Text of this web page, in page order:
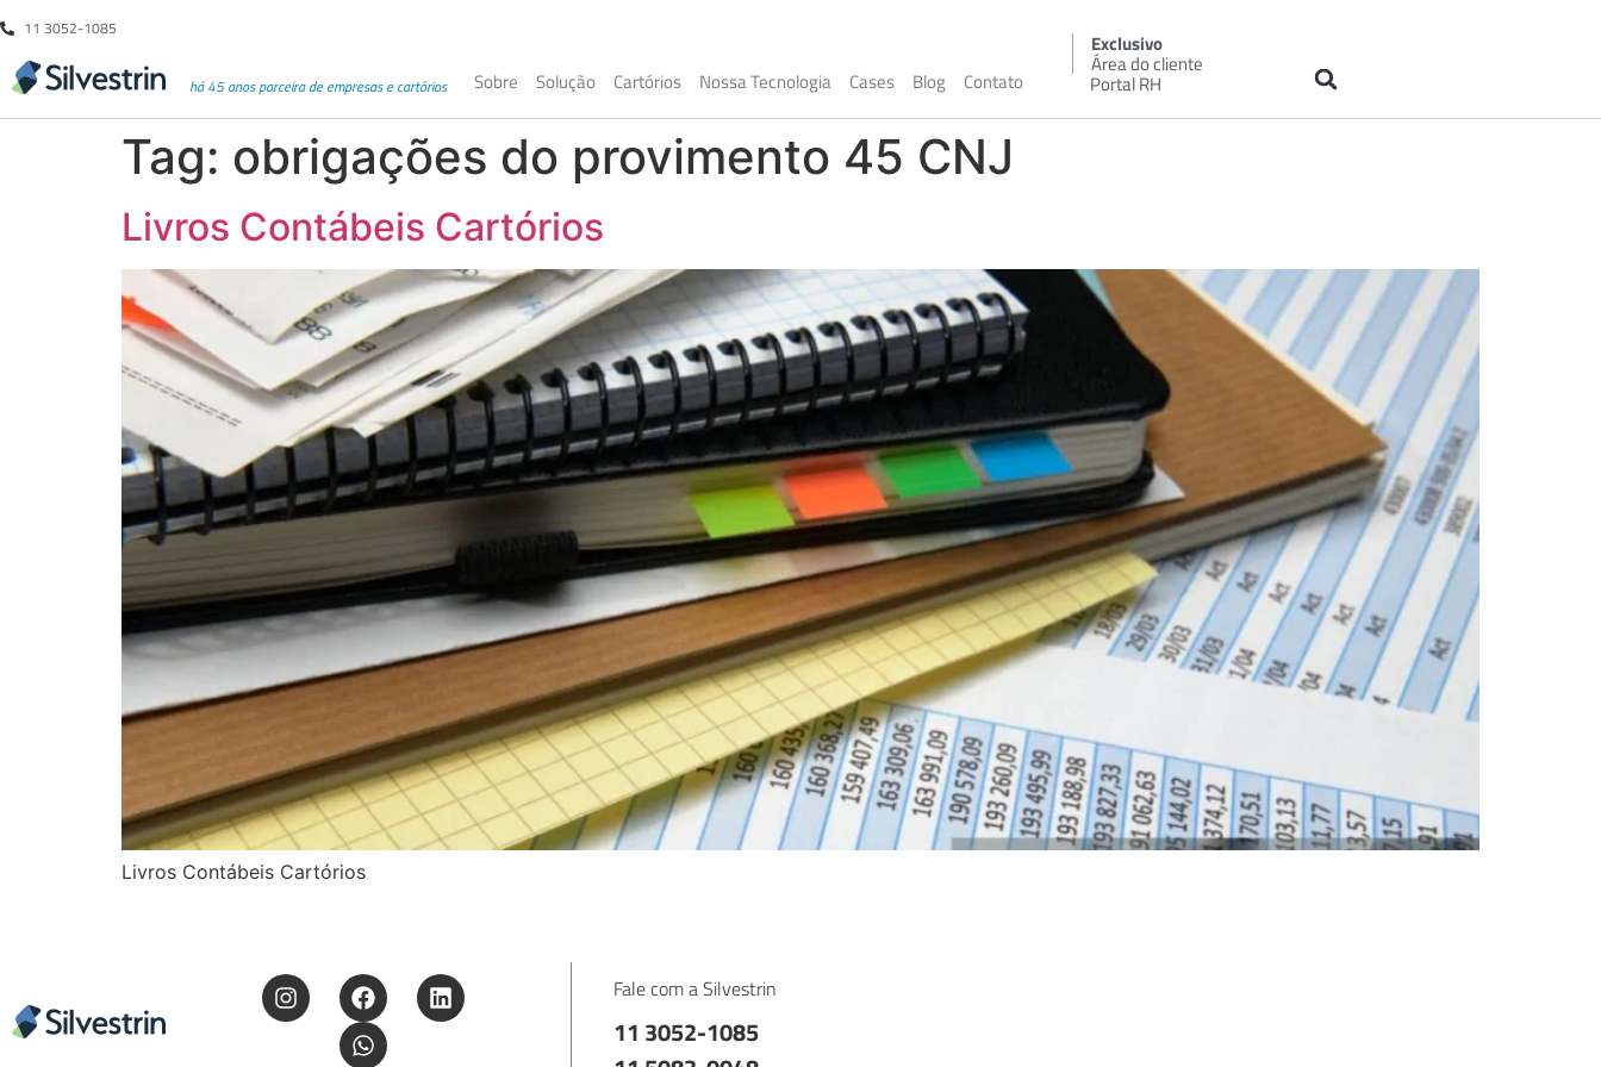
11 3052-1085
há 45 anos parceira de empresas e cartórios Sobre Solução Cartórios Nossa Tecnologia Cases Blog Contato
Exclusivo
Área do cliente
Portal RH
Tag: obrigações do provimento 45 CNJ
Livros Contábeis Cartórios
Livros Contábeis Cartórios
Fale com a Silvestrin
11 3052-1085